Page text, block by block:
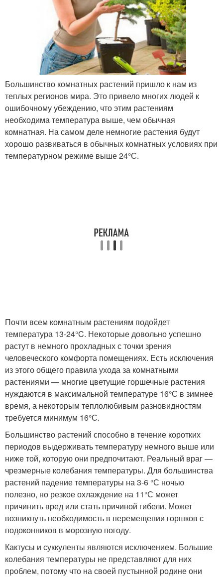
Большинство комнатных растений пришло к нам из
теплых регионов мира. Это привело многих людей к
ошибочному убеждению, что этим растениям
необходима температура выше, чем обычная
комнатная. На самом деле немногие растения будут
хорошо развиваться в обычных комнатных условиях при
температурном режиме выше 24°С.
Почти всем комнатным растениям подойдет
температура 13-24°C. Некоторые довольно успешно
растут в немного прохладных с точки зрения
человеческого комфорта помещениях. Есть исключения
из этого общего правила ухода за комнатными
растениями — многие цветущие горшечные растения
нуждаются в максимальной температуре 16°С в зимнее
время, а некоторым теплолюбивым разновидностям
требуется минимум 16°С.
Большинство растений способно в течение коротких
периодов выдерживать температуру немного выше или
ниже той, которую они предпочитают. Реальный враг —
чрезмерные колебания температуры. Для большинства
растений падение температуры на 3-6 °С ночью
полезно, но резкое охлаждение на 11°С может
причинить вред или стать причиной гибели. Может
возникнуть необходимость в перемещении горшков с
подоконников в морозную погоду.
Кактусы и суккуленты являются исключением. Большие
колебания температуры не представляют для них
проблем, потому что на своей пустынной родине они